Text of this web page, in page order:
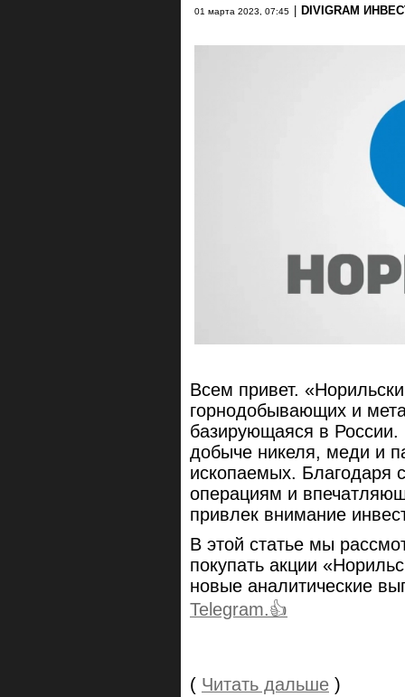
01 марта 2023, 07:45 DIVIGRAM
Всем привет.
горнодобывающих и
базирующаяся в России.
добыче никеля, меди и
ископаемых.
операциям и
привлек внимание
В этой статье мы
покупать акции
новые аналитические
Telegram.👍
( Читать дальше )